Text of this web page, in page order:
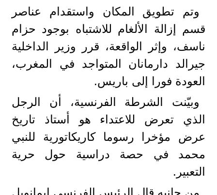
وتم تطويق المكان واستقدام عناصر
قسم إزالة الألغام للاشتباه بوجود حزام
ناسف، وإثر الواقعة، قرر وزير الداخلية
جيرالد دارمانان المتواجد في المغرب،
العودة فورا إلى باريس.
وبيّنت الشرطة الفرنسية، أن الرجل
الذي تعرض للاعتداء هو أستاذ تاريخ
عرض مؤخرا رسوما كاريكاتورية للنبي
محمد في حصة دراسية حول حرية
التعبير.